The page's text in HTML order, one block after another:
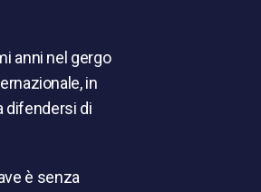
anni nel gergo
in
difendersi di
è senza